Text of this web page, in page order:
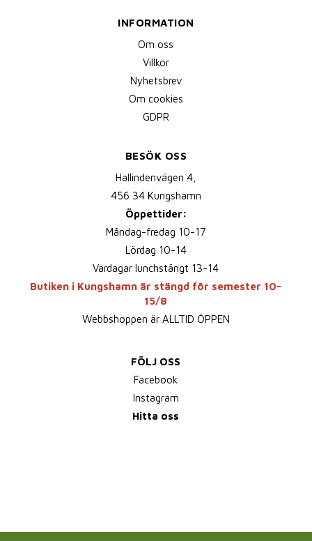
INFORMATION
Om oss
Villkor
Nyhetsbrev
Om cookies
GDPR
BESÖK OSS
Hallindenvägen 4,
456 34 Kungshamn
Öppettider:
Måndag-fredag 10-17
Lördag 10-14
Vardagar lunchstängt 13-14
Butiken i Kungshamn är stängd för semester 10-
15/8
Webbshoppen är ALLTID ÖPPEN
FÖLJ OSS
Facebook
Instagram
Hitta oss